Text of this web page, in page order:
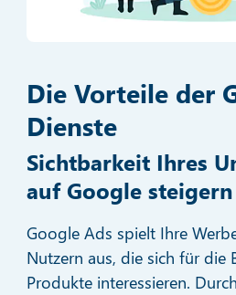
Die Vorteile der
Dienste
Sichtbarkeit Ihres
auf Google steigern
Google Ads spielt Ihre
Nutzern aus, die sich für die
Produkte interessieren.